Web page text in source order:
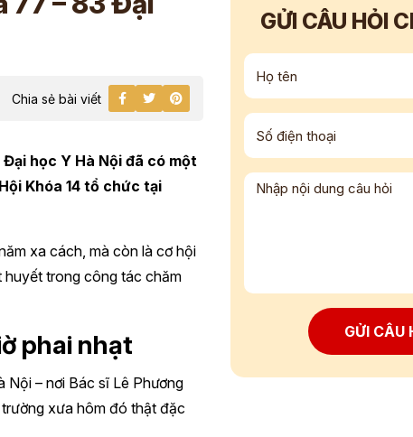
Chia sẻ bài viết
học Y Hà Nội đã có một
Khóa 14 tổ chức tại
xa cách, mà còn là cơ hội
huyết trong công tác chăm
phai nhạt
– nơi Bác sĩ Lê Phương
xưa hôm đó thật đặc
GỬI CÂU HỎI
GỬI CÂU